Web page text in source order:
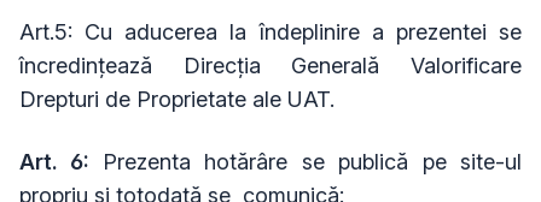
Art.5: Cu aducerea la îndeplinire a prezentei se
încredințează Direcția Generală Valorificare
Drepturi de Proprietate ale UAT.
Art. 6:
Prezenta hotărâre se publică pe site-ul
propriu și totodată se comunică: